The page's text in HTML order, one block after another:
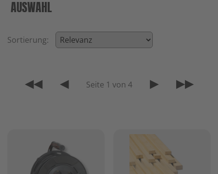
Sortierung:
◀◀ ◀ Seite 1 von 4 ▶ ▶▶
AUSWAHL